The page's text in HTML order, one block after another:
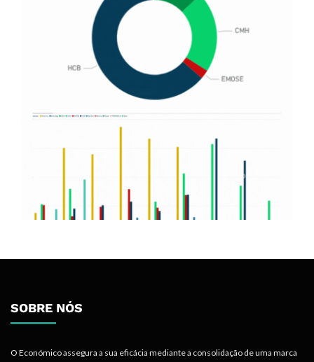
SOBRE NÓS
O Económico assegura a sua eficácia mediante a consolidação de uma marca